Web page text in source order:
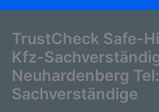
TrustCheck Safe-
Kfz-
Neuhardenberg
Sachverständige